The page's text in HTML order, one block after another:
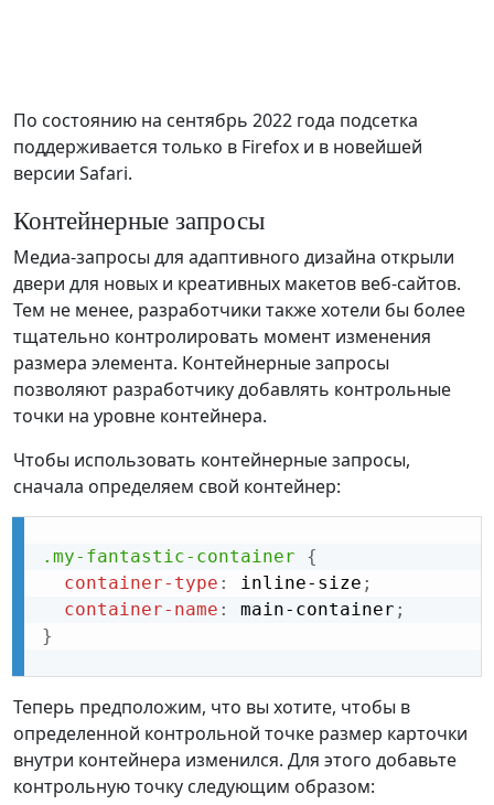
По состоянию на сентябрь 2022 года подсетка
поддерживается только в Firefox и в новейшей
версии Safari.
Контейнерные запросы
Медиа-запросы для адаптивного дизайна открыли
двери для новых и креативных макетов веб-сайтов.
Тем не менее, разработчики также хотели бы более
тщательно контролировать момент изменения
размера элемента. Контейнерные запросы
позволяют разработчику добавлять контрольные
точки на уровне контейнера.
Чтобы использовать контейнерные запросы,
сначала определяем свой контейнер:
.my-fantastic-container
{
container-type : inline-size ;
container-name : main-container ;
}
Теперь предположим, что вы хотите, чтобы в
определенной контрольной точке размер карточки
внутри контейнера изменился. Для этого добавьте
контрольную точку следующим образом: